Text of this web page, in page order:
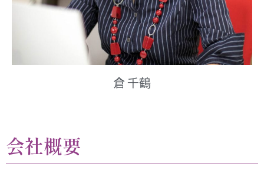
倉 千鶴
会社概要